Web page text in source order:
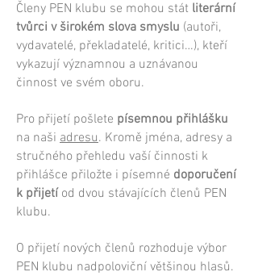
Členy PEN klubu se mohou stát literární
tvůrci v širokém slova smyslu (autoři,
vydavatelé, překladatelé, kritici…), kteří
vykazují významnou a uznávanou
činnost ve svém oboru.
Pro přijetí pošlete písemnou přihlášku
na naši adresu. Kromě jména, adresy a
stručného přehledu vaší činnosti k
přihlášce přiložte i písemné doporučení
k přijetí od dvou stávajících členů PEN
klubu.
O přijetí nových členů rozhoduje výbor
PEN klubu nadpoloviční většinou hlasů.